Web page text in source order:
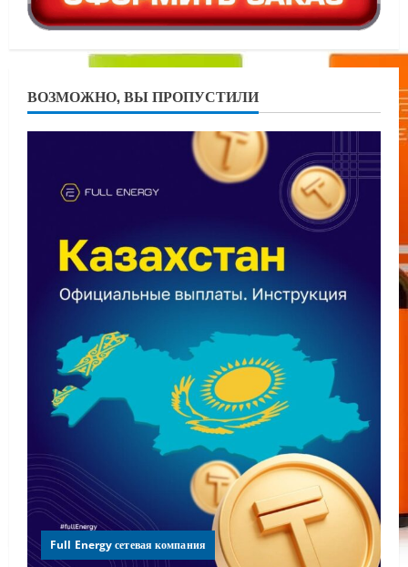
ВОЗМОЖНО, ВЫ ПРОПУСТИЛИ
Full Energy сетевая компания